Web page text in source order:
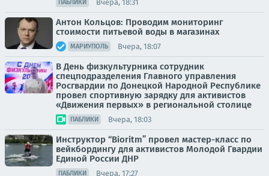
ПАБЛИКИ Вчера, 18:31
Антон Кольцов: Проводим мониторинг
стоимости питьевой воды в магазинах
МАРИУПОЛЬ Вчера, 18:07
В День физкультурника сотрудник
спецподразделения Главного управления
Росгвардии по Донецкой Народной Республике
провел спортивную зарядку для активистов
«Движения первых» в региональной столице
ПАБЛИКИ Вчера, 18:03
Инструктор “Bioritm” провел мастер-класс по
вейкбордингу для активистов Молодой Гвардии
Единой России ДНР
ПАБЛИКИ Вчера, 17:27